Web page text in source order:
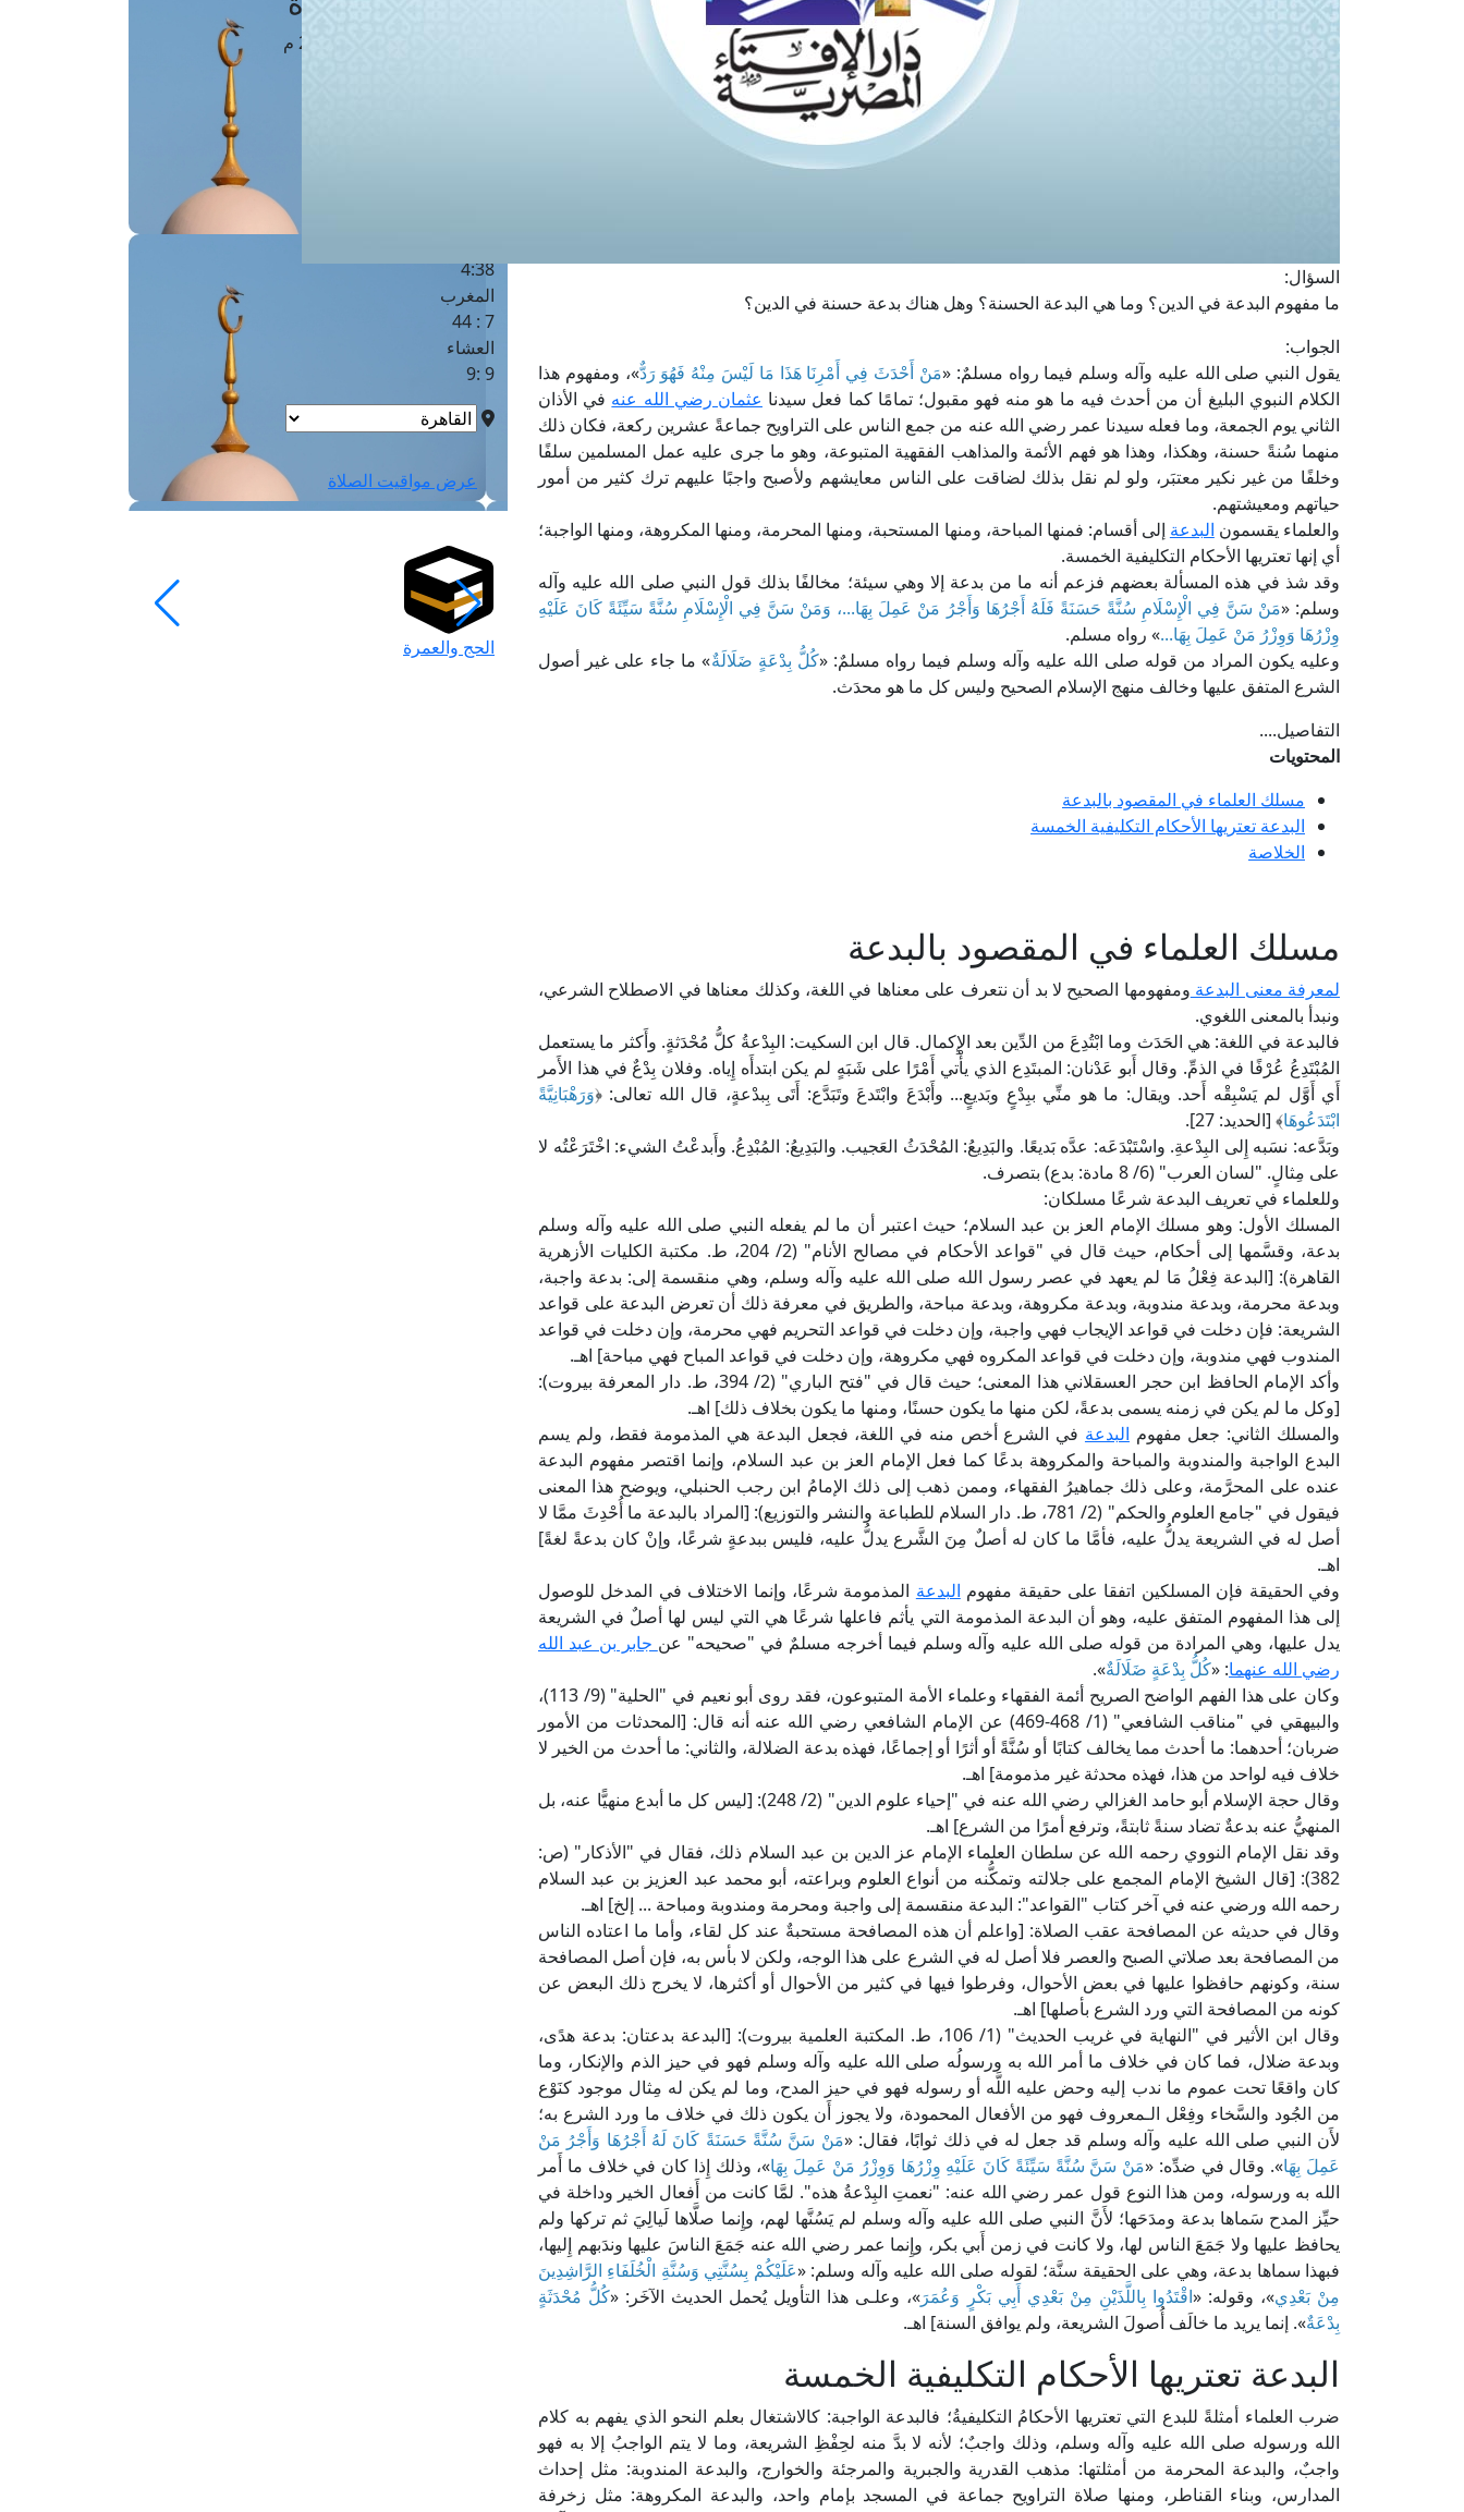
السؤال:
ما مفهوم البدعة في الدين؟ وما هي البدعة الحسنة؟ وهل هناك بدعة حسنة في الدين؟
الجواب:
يقول النبي صلى الله عليه وآله وسلم فيما رواه مسلمٌ: «مَنْ أَحْدَثَ فِي أَمْرِنَا هَذَا مَا لَيْسَ مِنْهُ فَهُوَ رَدٌّ»، ومفهوم هذا
الكلام النبوي البليغ أن من أحدث فيه ما هو منه فهو مقبول؛ تمامًا كما فعل سيدنا عثمان رضي الله عنه في الأذان
الثاني يوم الجمعة، وما فعله سيدنا عمر رضي الله عنه من جمع الناس على التراويح جماعةً عشرين ركعة، فكان ذلك
منهما سُنةً حسنة، وهكذا، وهذا هو فهم الأئمة والمذاهب الفقهية المتبوعة، وهو ما جرى عليه عمل المسلمين سلفًا
وخلفًا من غير نكير معتبَر، ولو لم نقل بذلك لضاقت على الناس معايشهم ولأصبح واجبًا عليهم ترك كثير من أمور
حياتهم ومعيشتهم.
والعلماء يقسمون البدعة إلى أقسام: فمنها المباحة، ومنها المستحبة، ومنها المحرمة، ومنها المكروهة، ومنها الواجبة؛
أي إنها تعتريها الأحكام التكليفية الخمسة.
وقد شذ في هذه المسألة بعضهم فزعم أنه ما من بدعة إلا وهي سيئة؛ مخالفًا بذلك قول النبي صلى الله عليه وآله
وسلم: «مَنْ سَنَّ فِي الْإِسْلَامِ سُنَّةً حَسَنَةً فَلَهُ أَجْرُهَا وَأَجْرُ مَنْ عَمِلَ بِهَا...، وَمَنْ سَنَّ فِي الْإِسْلَامِ سُنَّةً سَيِّئَةً كَانَ عَلَيْهِ
وِزْرُهَا وَوِزْرُ مَنْ عَمِلَ بِهَا...» رواه مسلم.
وعليه يكون المراد من قوله صلى الله عليه وآله وسلم فيما رواه مسلمٌ: «كُلُّ بِدْعَةٍ ضَلَالَةٌ» ما جاء على غير أصول
الشرع المتفق عليها وخالف منهج الإسلام الصحيح وليس كل ما هو محدَث.
التفاصيل....
المحتويات
مسلك العلماء في المقصود بالبدعة
البدعة تعتريها الأحكام التكليفية الخمسة
الخلاصة
مسلك العلماء في المقصود بالبدعة
لمعرفة معنى البدعة ومفهومها الصحيح لا بد أن نتعرف على معناها في اللغة، وكذلك معناها في الاصطلاح الشرعي،
ونبدأ بالمعنى اللغوي.
فالبدعة في اللغة: هي الحَدَث وما ابْتُدِعَ من الدِّين بعد الإِكمال. قال ابن السكيت: البِدْعةُ كلُّ مُحْدَثةٍ. وأَكثر ما يستعمل
المُبْتَدِعُ عُرْفًا في الذمِّ. وقال أَبو عَدْنان: المبتَدِع الذي يأْتي أَمْرًا على شَبَهٍ لم يكن ابتدأَه إِياه. وفلان بِدْعٌ في هذا الأَمر
أَي أَوَّل لم يَسْبِقْه أَحد. ويقال: ما هو منِّي ببِدْعٍ وبَديعٍ... وأَبْدَعَ وابْتَدعَ وتَبَدَّع: أَتَى بِبدْعةٍ، قال الله تعالى: ﴿وَرَهْبَانِيَّةً
ابْتَدَعُوهَا﴾ [الحديد: 27].
وبَدَّعه: نسَبه إِلى البِدْعةِ. واسْتَبْدَعَه: عدَّه بَديعًا. والبَدِيعُ: المُحْدَثُ العَجيب. والبَدِيعُ: المُبْدِعُ. وأَبدعْتُ الشيء: اخْتَرَعْتُه لا
على مِثالٍ. "لسان العرب" (6/ 8 مادة: بدع) بتصرف.
وللعلماء في تعريف البدعة شرعًا مسلكان:
المسلك الأول: وهو مسلك الإمام العز بن عبد السلام؛ حيث اعتبر أن ما لم يفعله النبي صلى الله عليه وآله وسلم
بدعة، وقسَّمها إلى أحكام، حيث قال في "قواعد الأحكام في مصالح الأنام" (2/ 204، ط. مكتبة الكليات الأزهرية
القاهرة): [البدعة فِعْلُ مَا لم يعهد في عصر رسول الله صلى الله عليه وآله وسلم، وهي منقسمة إلى: بدعة واجبة،
وبدعة محرمة، وبدعة مندوبة، وبدعة مكروهة، وبدعة مباحة، والطريق في معرفة ذلك أن تعرض البدعة على قواعد
الشريعة: فإن دخلت في قواعد الإيجاب فهي واجبة، وإن دخلت في قواعد التحريم فهي محرمة، وإن دخلت في قواعد
المندوب فهي مندوبة، وإن دخلت في قواعد المكروه فهي مكروهة، وإن دخلت في قواعد المباح فهي مباحة] اهـ.
وأكد الإمام الحافظ ابن حجر العسقلاني هذا المعنى؛ حيث قال في "فتح الباري" (2/ 394، ط. دار المعرفة بيروت):
[وكل ما لم يكن في زمنه يسمى بدعةً، لكن منها ما يكون حسنًا، ومنها ما يكون بخلاف ذلك] اهـ.
والمسلك الثاني: جعل مفهوم البدعة في الشرع أخص منه في اللغة، فجعل البدعة هي المذمومة فقط، ولم يسم
البدع الواجبة والمندوبة والمباحة والمكروهة بدعًا كما فعل الإمام العز بن عبد السلام، وإنما اقتصر مفهوم البدعة
عنده على المحرَّمة، وعلى ذلك جماهيرُ الفقهاء، وممن ذهب إلى ذلك الإمامُ ابن رجب الحنبلي، ويوضح هذا المعنى
فيقول في "جامع العلوم والحكم" (2/ 781، ط. دار السلام للطباعة والنشر والتوزيع): [المراد بالبدعة ما أُحْدِثَ ممَّا لا
أصل له في الشريعة يدلُّ عليه، فأمَّا ما كان له أصلٌ مِنَ الشَّرع يدلُّ عليه، فليس ببدعةٍ شرعًا، وإنْ كان بدعةً لغةً]
اهـ.
وفي الحقيقة فإن المسلكين اتفقا على حقيقة مفهوم البدعة المذمومة شرعًا، وإنما الاختلاف في المدخل للوصول
إلى هذا المفهوم المتفق عليه، وهو أن البدعة المذمومة التي يأثم فاعلها شرعًا هي التي ليس لها أصلٌ في الشريعة
يدل عليها، وهي المرادة من قوله صلى الله عليه وآله وسلم فيما أخرجه مسلمٌ في "صحيحه" عن جابر بن عبد الله
رضي الله عنهما: «كُلُّ بِدْعَةٍ ضَلَالَةٌ».
وكان على هذا الفهم الواضح الصريح أئمة الفقهاء وعلماء الأمة المتبوعون، فقد روى أبو نعيم في "الحلية" (9/ 113)،
والبيهقي في "مناقب الشافعي" (1/ 468-469) عن الإمام الشافعي رضي الله عنه أنه قال: [المحدثات من الأمور
ضربان؛ أحدهما: ما أحدث مما يخالف كتابًا أو سُنَّةً أو أثرًا أو إجماعًا، فهذه بدعة الضلالة، والثاني: ما أحدث من الخير لا
خلاف فيه لواحد من هذا، فهذه محدثة غير مذمومة] اهـ.
وقال حجة الإسلام أبو حامد الغزالي رضي الله عنه في "إحياء علوم الدين" (2/ 248): [ليس كل ما أبدع منهيًّا عنه، بل
المنهيُّ عنه بدعةٌ تضاد سنةً ثابتةً، وترفع أمرًا من الشرع] اهـ.
وقد نقل الإمام النووي رحمه الله عن سلطان العلماء الإمام عز الدين بن عبد السلام ذلك، فقال في "الأذكار" (ص:
382): [قال الشيخ الإمام المجمع على جلالته وتمكُّنه من أنواع العلوم وبراعته، أبو محمد عبد العزيز بن عبد السلام
رحمه الله ورضي عنه في آخر كتاب "القواعد": البدعة منقسمة إلى واجبة ومحرمة ومندوبة ومباحة ... إلخ] اهـ.
وقال في حديثه عن المصافحة عقب الصلاة: [واعلم أن هذه المصافحة مستحبةٌ عند كل لقاء، وأما ما اعتاده الناس
من المصافحة بعد صلاتي الصبح والعصر فلا أصل له في الشرع على هذا الوجه، ولكن لا بأس به، فإن أصل المصافحة
سنة، وكونهم حافظوا عليها في بعض الأحوال، وفرطوا فيها في كثير من الأحوال أو أكثرها، لا يخرج ذلك البعض عن
كونه من المصافحة التي ورد الشرع بأصلها] اهـ.
وقال ابن الأثير في "النهاية في غريب الحديث" (1/ 106، ط. المكتبة العلمية بيروت): [البدعة بدعتان: بدعة هدًى،
وبدعة ضلال، فما كان في خلاف ما أمر الله به ورسولُه صلى الله عليه وآله وسلم فهو في حيز الذم والإنكار، وما
كان واقعًا تحت عموم ما ندب إليه وحض عليه اللَّه أو رسوله فهو في حيز المدح، وما لم يكن له مِثال موجود كنَوْع
من الجُود والسَّخاء وفِعْل الـمعروف فهو من الأفعال المحمودة، ولا يجوز أَن يكون ذلك في خلاف ما ورد الشرع به؛
لأَن النبي صلى الله عليه وآله وسلم قد جعل له في ذلك ثوابًا، فقال: «مَنْ سَنَّ سُنَّةً حَسَنَةً كَانَ لَهُ أَجْرُهَا وَأَجْرُ مَنْ
عَمِلَ بِهَا». وقال في ضدِّه: «مَنْ سَنَّ سُنَّةً سَيِّئَةً كَانَ عَلَيْهِ وِزْرُهَا وَوِزْرُ مَنْ عَمِلَ بِهَا»، وذلك إِذا كان في خلاف ما أَمر
الله به ورسوله، ومن هذا النوع قول عمر رضي الله عنه: "نعمتِ البِدْعةُ هذه". لمَّا كانت من أَفعال الخير وداخلة في
حيِّز المدح سَماها بدعة ومدَحَها؛ لأَنَّ النبي صلى الله عليه وآله وسلم لم يَسُنَّها لهم، وإِنما صلَّاها لَيالِيَ ثم تركها ولم
يحافظ عليها ولا جَمَعَ الناس لها، ولا كانت في زمن أَبي بكر، وإِنما عمر رضي الله عنه جَمَعَ الناسَ عليها وندَبهم إِليها،
فبهذا سماها بدعة، وهي على الحقيقة سنَّة؛ لقوله صلى الله عليه وآله وسلم: «عَلَيْكُمْ بِسُنَّتِي وَسُنَّةِ الْخُلَفَاءِ الرَّاشِدِينَ
مِنْ بَعْدِي»، وقوله: «اقْتَدُوا بِاللَّذَيْنِ مِنْ بَعْدِي أَبِي بَكْرٍ وَعُمَرَ»، وعلـى هذا التأويل يُحمل الحديث الآخَر: «كُلُّ مُحْدَثَةٍ
بِدْعَةٌ». إنما يريد ما خالَف أُصولَ الشريعة، ولم يوافق السنة] اهـ.
البدعة تعتريها الأحكام التكليفية الخمسة
ضرب العلماء أمثلةً للبدع التي تعتريها الأحكامُ التكليفيةُ؛ فالبدعة الواجبة: كالاشتغال بعلم النحو الذي يفهم به كلام
الله ورسوله صلى الله عليه وآله وسلم، وذلك واجبٌ؛ لأنه لا بدَّ منه لحِفْظِ الشريعة، وما لا يتم الواجبُ إلا به فهو
واجبٌ، والبدعة المحرمة من أمثلتها: مذهب القدرية والجبرية والمرجئة والخوارج، والبدعة المندوبة: مثل إحداث
المدارس، وبناء القناطر، ومنها صلاة التراويح جماعة في المسجد بإمام واحد، والبدعة المكروهة: مثل زخرفة
4:38
المغرب
7 : 44
العشاء
9 :9
عرض مواقيت الصلاة
الحج والعمرة